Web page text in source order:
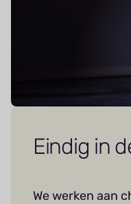
Eindig in
We werken aan